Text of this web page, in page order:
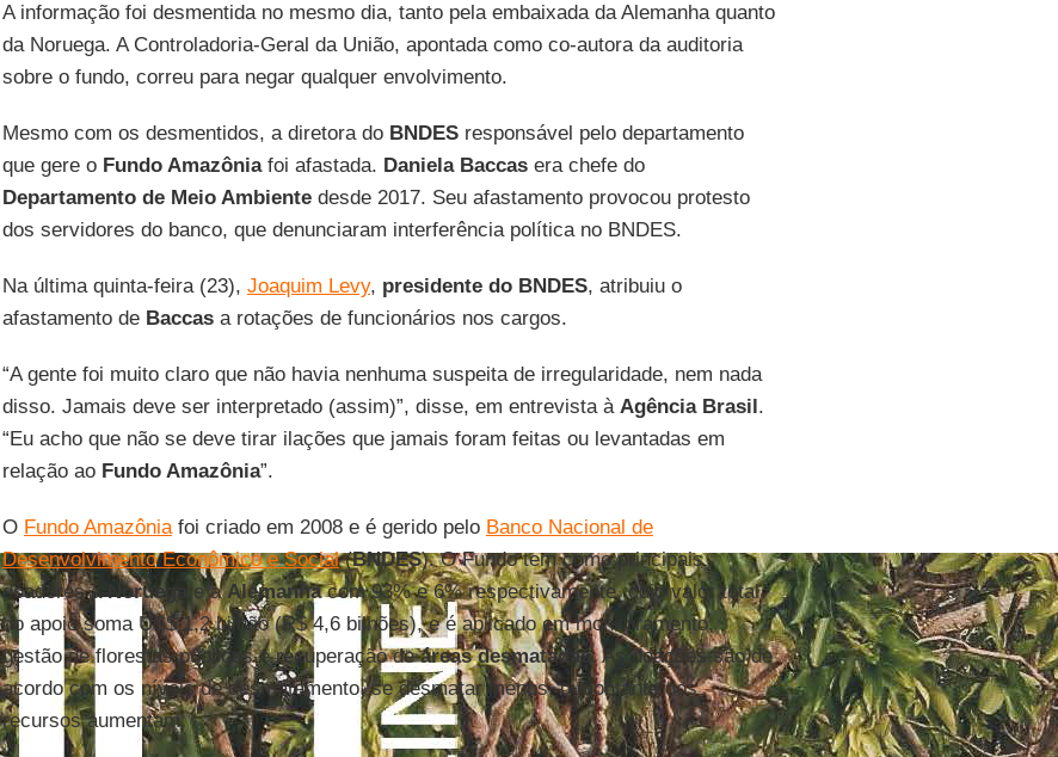
A informação foi desmentida no mesmo dia, tanto pela embaixada da Alemanha quanto
da Noruega. A Controladoria-Geral da União, apontada como co-autora da auditoria
sobre o fundo, correu para negar qualquer envolvimento.
Mesmo com os desmentidos, a diretora do BNDESresponsável pelo departamento
que gere o Fundo Amazôniafoi afastada. Daniela Baccasera chefe do
Departamento de Meio Ambientedesde 2017. Seu afastamento provocou protesto
dos servidores do banco, que denunciaram interferência política no BNDES.
Na última quinta-feira (23), Joaquim Levy, presidente do BNDES, atribuiu o
afastamento de Baccasa rotações de funcionários nos cargos.
“A gente foi muito claro que não havia nenhuma suspeita de irregularidade, nem nada
disso. Jamais deve ser interpretado (assim)”, disse, em entrevista à Agência Brasil.
“Eu acho que não se deve tirar ilações que jamais foram feitas ou levantadas em
relação ao Fundo Amazônia”.
O Fundo Amazôniafoi criado em 2008 e é gerido pelo Banco Nacional de
Desenvolvimento Econômico e Social(BNDES). O Fundo tem como principais
doadores aNoruega e aAlemanhacom 93% e 6% respectivamente, cujo valor total
do apoio soma US$ 1,2 bilhão (R$ 4,6 bilhões), e é aplicado em monitoramento,
gestão de florestas públicas e recuperação deáreas desmatadas. As doações são de
acordo com os níveis de desmatamento, se desmatar menos, o montante dos
recursos aumentam.